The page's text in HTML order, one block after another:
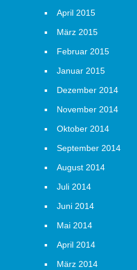
April 2015
März 2015
Februar 2015
Januar 2015
Dezember 2014
November 2014
Oktober 2014
September 2014
August 2014
Juli 2014
Juni 2014
Mai 2014
April 2014
März 2014